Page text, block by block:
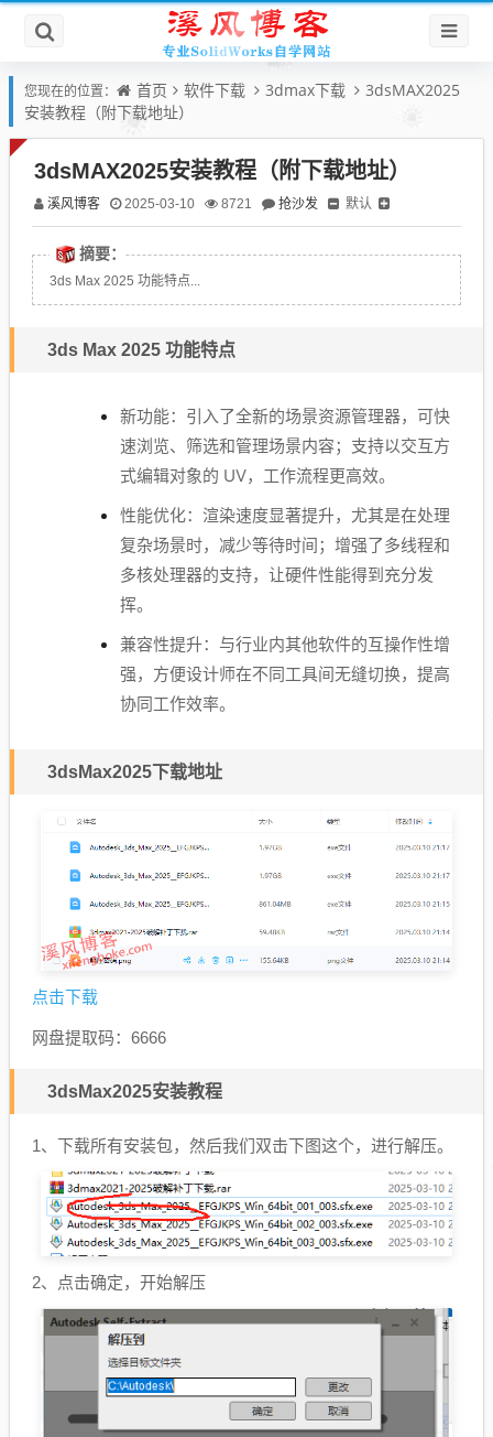
您现在的位置： 首页 软件下载 3dmax下载
3dsMAX2025
安装教程（附下载地址）
3dsMAX2025安装教程（附下载地址）
溪风博客 2025-03-10 8721 抢沙发 默认
摘要：
3ds Max 2025 功能特点...
3ds Max 2025 功能特点
新功能：引入了全新的场景资源管理器，可快
速浏览、筛选和管理场景内容；支持以交互方
式编辑对象的 UV，工作流程更高效。
性能优化：渲染速度显著提升，尤其是在处理
复杂场景时，减少等待时间；增强了多线程和
多核处理器的支持，让硬件性能得到充分发
挥。
兼容性提升：与行业内其他软件的互操作性增
强，方便设计师在不同工具间无缝切换，提高
协同工作效率。
3dsMax2025下载地址
点击下载
网盘提取码：6666
3dsMax2025安装教程
1、下载所有安装包，然后我们双击下图这个，进行解压。
2、点击确定，开始解压